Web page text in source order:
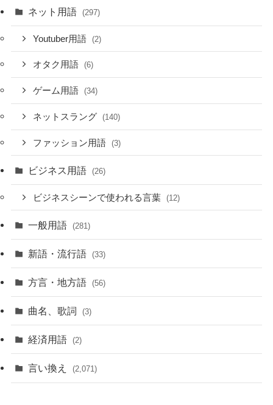
ネット用語 (297)
Youtuber用語 (2)
オタク用語 (6)
ゲーム用語 (34)
ネットスラング (140)
ファッション用語 (3)
ビジネス用語 (26)
ビジネスシーンで使われる言葉 (12)
一般用語 (281)
新語・流行語 (33)
方言・地方語 (56)
曲名、歌詞 (3)
経済用語 (2)
言い換え (2,071)